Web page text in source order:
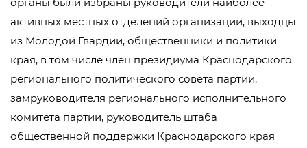
активных местных отделений организации, выходцы
из Молодой Гвардии, общественники и политики
края, в том числе член президиума Краснодарского
регионального политического совета партии,
замруководителя регионального исполнительного
комитета партии, руководитель штаба
общественной поддержки Краснодарского края